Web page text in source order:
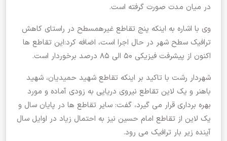
در میان مدت صورت گرفته است.
وی با اشاره به اینکه پنج تقاطع غیرهمسطح در راستای کاهش
ترافیک سطح شهر در حال اجرا است، اضافه کرد:این تقاطع ها
اکنون از پیشرفت فیزیکی ۵۰ الی ۸۵ درصد برخوردار است.
شهردار رشت با تاکید بر اینکه تقاطع شهید حمیدیان، شهید
باهنر و یک لاین تقاطع نیروی دریایی به زودی آماده و مورد
بهره برداری قرار می گیرد، گفت: سایر تقاطع ها در پایان سال و
یک لاین از تقاطع امام حسین نیز به احتمال زیاد در اوایل سال
آینده زیر بار ترافیک می رود.